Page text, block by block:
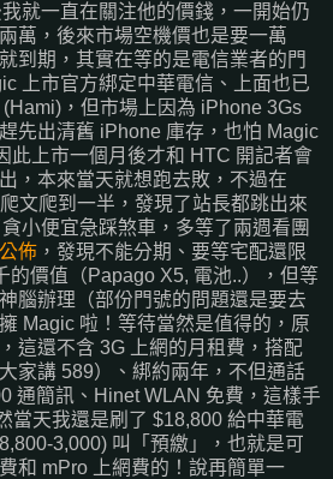
就一直在關注他的價錢，一開始仍
萬，後來市場空機價也是要一萬
到期，其實在等的是電信業者的門
上市官方綁定中華電信、上面也已
，但市場上因為 iPhone 3Gs
先出清舊 iPhone 庫存，也怕 Magic
此上市一個月後才和 HTC 開記者會
，本來當天就想跑去敗，不過在
爬文爬到一半，發現了站長都跳出來
貪小便宜急踩煞車，多等了兩週看團
佈 ，發現不能分期、要等宅配還限
的價值（Papago X5, 電池..），但等
腦辦理（部份門號的問題還是要去
Magic 啦！等待當然是值得的，原
這還不含 3G 上網的月租費，搭配
家講 589）、綁約兩年，不但通話
通簡訊、Hinet WLAN 免費，這樣手
當天我還是刷了 $18,800 給中華電
3,000) 叫「預繳」，也就是可
和 mPro 上網費的！說再簡單一